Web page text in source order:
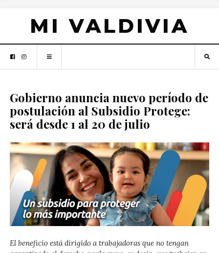
MI VALDIVIA
Gobierno anuncia nuevo período de
postulación al Subsidio Protege:
será desde 1 al 20 de julio
El beneficio está dirigido a trabajadoras que no tengan